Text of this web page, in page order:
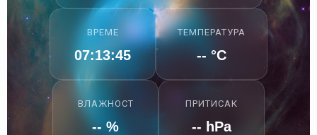
ВРЕМЕ
07:13:46
ТЕМПЕРАТУРА
-- °C
ВЛАЖНОСТ
-- %
ПРИТИСАК
-- hPa